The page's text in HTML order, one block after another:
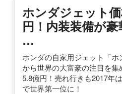
ホンダジェット
円！内装装備が豪
…
ホンダの自家用ジェット「
から世界の大富豪の注目を
5.8億円！売れ行きも2017年
で世界第一位に！